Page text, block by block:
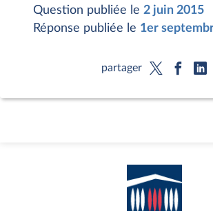
Question publiée le 2 juin 2015
Réponse publiée le 1er
partager